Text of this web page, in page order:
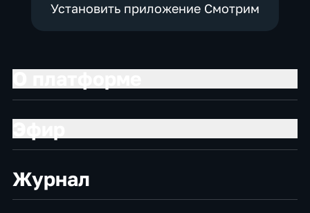
Установить приложение Смотрим
Журнал